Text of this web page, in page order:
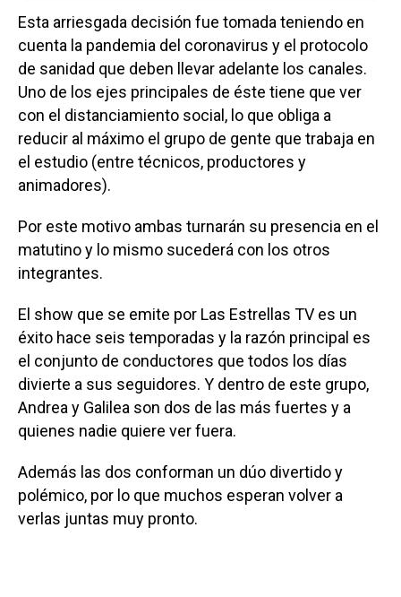
Esta arriesgada decisión fue tomada teniendo en
cuenta la pandemia del coronavirus y el protocolo
de sanidad que deben llevar adelante los canales.
Uno de los ejes principales de éste tiene que ver
con el distanciamiento social, lo que obliga a
reducir al máximo el grupo de gente que trabaja en
el estudio (entre técnicos, productores y
animadores).
Por este motivo ambas turnarán su presencia en el
matutino y lo mismo sucederá con los otros
integrantes.
El show que se emite por Las Estrellas TV es un
éxito hace seis temporadas y la razón principal es
el conjunto de conductores que todos los días
divierte a sus seguidores. Y dentro de este grupo,
Andrea y Galilea son dos de las más fuertes y a
quienes nadie quiere ver fuera.
Además las dos conforman un dúo divertido y
polémico, por lo que muchos esperan volver a
verlas juntas muy pronto.